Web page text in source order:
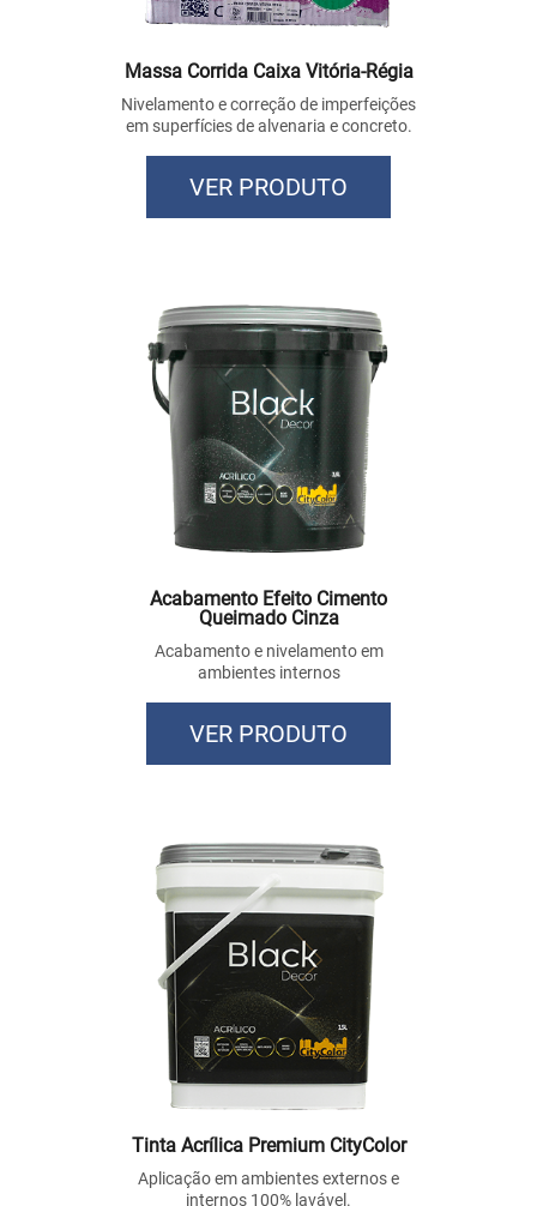
Massa Corrida Caixa Vitória-Régia
Nivelamento e correção de imperfeições
em superfícies de alvenaria e concreto.
VER PRODUTO
Acabamento Efeito Cimento
Queimado Cinza
Acabamento e nivelamento em
ambientes internos
VER PRODUTO
Tinta Acrílica Premium CityColor
Aplicação em ambientes externos e
internos 100% lavável.